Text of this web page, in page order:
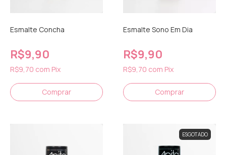
Esmalte Concha
R$9,90
R$9,70 com Pix
Esmalte Sono Em Dia
R$9,90
R$9,70 com Pix
ESGOTADO